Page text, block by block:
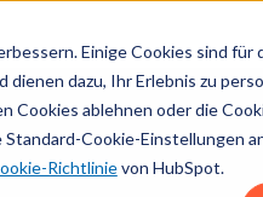
Einige Cookies sind
dazu, Ihr Erlebnis zu
Cookies ablehnen oder die
Cookie-Einstellungen
Richtlinievon HubSpot.